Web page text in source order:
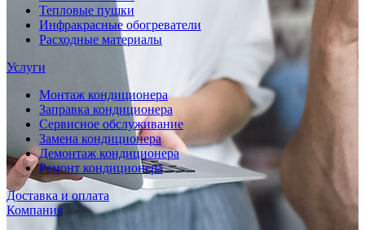
Тепловые пушки
Инфракрасные обогреватели
Расходные материалы
Услуги
Монтаж кондиционера
Заправка кондиционера
Сервисное обслуживание
Замена кондиционера
Демонтаж кондиционера
Ремонт кондиционера
Доставка и оплата
Компания